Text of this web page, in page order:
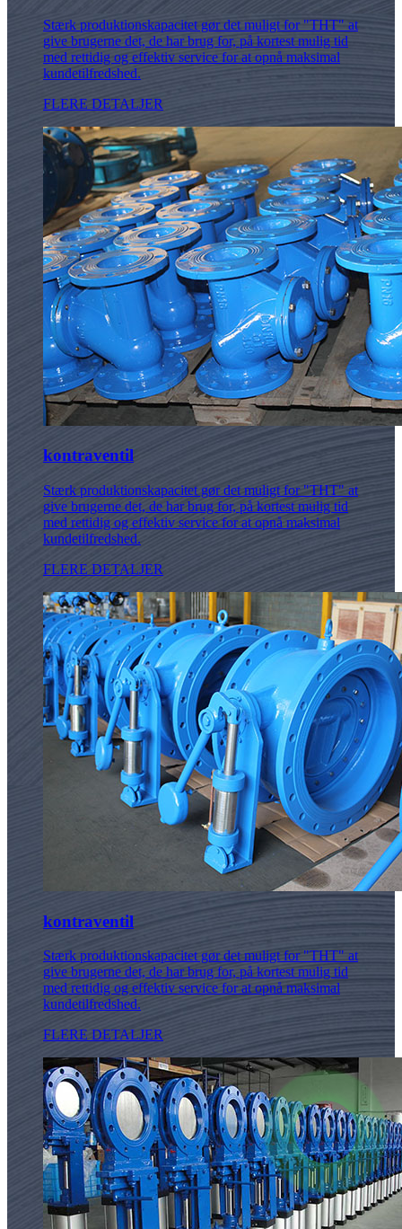
Stærk produktionskapacitet gør det muligt for "THT" at
give brugerne det, de har brug for, på kortest mulig tid
med rettidig og effektiv service for at opnå maksimal
kundetilfredshed.
FLERE DETALJER
kontraventil
Stærk produktionskapacitet gør det muligt for "THT" at
give brugerne det, de har brug for, på kortest mulig tid
med rettidig og effektiv service for at opnå maksimal
kundetilfredshed.
FLERE DETALJER
kontraventil
Stærk produktionskapacitet gør det muligt for "THT" at
give brugerne det, de har brug for, på kortest mulig tid
med rettidig og effektiv service for at opnå maksimal
kundetilfredshed.
FLERE DETALJER